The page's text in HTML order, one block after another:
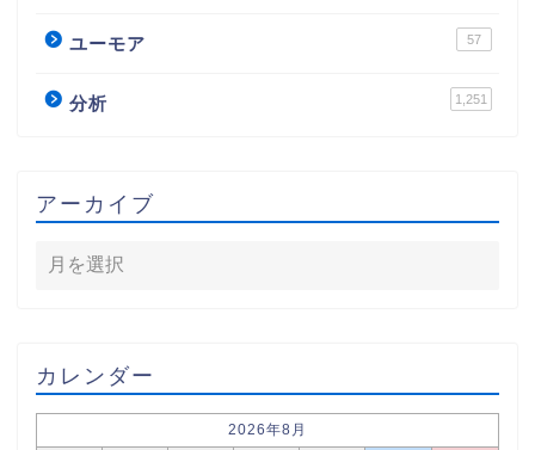
ユーモア 57
分析 1,251
アーカイブ
カレンダー
2026年8月